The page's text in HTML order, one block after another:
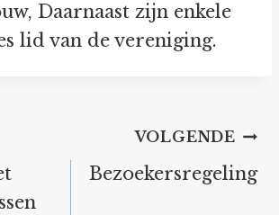
Daarnaast zijn enkele
lid van de vereniging.
VOLGENDE
Bezoekersregeling